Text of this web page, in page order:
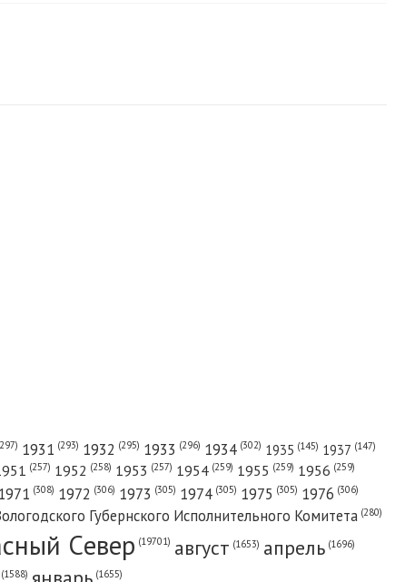
1931 (293) 1932 (295) 1933 (296) 1934 (302) 1935 (145) 1937 (147)
(257) 1952 (258) 1953 (257) 1954 (259) 1955 (259) 1956 (259)
(308) 1972 (306) 1973 (305) 1974 (305) 1975 (305) 1976 (306)
Губернского Исполнительного Комитета (280)
Cевер (19701) август (1653) апрель (1696)
(1588) (1655)